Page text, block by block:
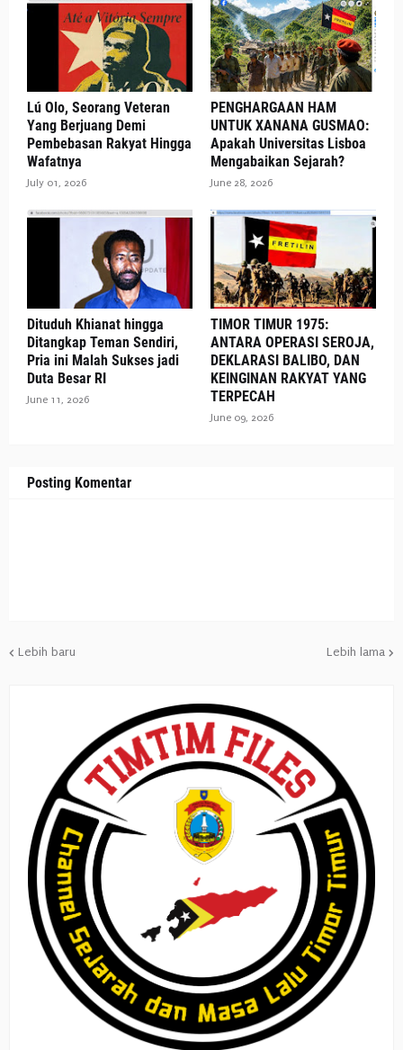
Lú Olo, Seorang Veteran
Yang Berjuang Demi
Pembebasan Rakyat Hingga
Wafatnya
July 01, 2026
PENGHARGAAN HAM
UNTUK XANANA GUSMAO:
Apakah Universitas Lisboa
Mengabaikan Sejarah?
June 28, 2026
Dituduh Khianat hingga
Ditangkap Teman Sendiri,
Pria ini Malah Sukses jadi
Duta Besar RI
June 11, 2026
TIMOR TIMUR 1975:
ANTARA OPERASI SEROJA,
DEKLARASI BALIBO, DAN
KEINGINAN RAKYAT YANG
TERPECAH
June 09, 2026
Posting Komentar
Lebih baru Lebih lama